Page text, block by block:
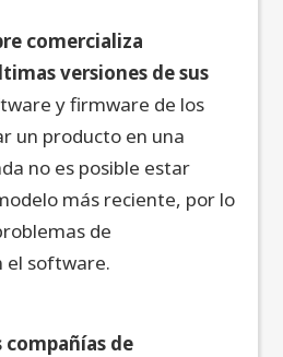
comercializa
versiones de sus
y firmware de los
un producto en una
no es posible estar
más reciente, por lo
de
el software.
compañías de